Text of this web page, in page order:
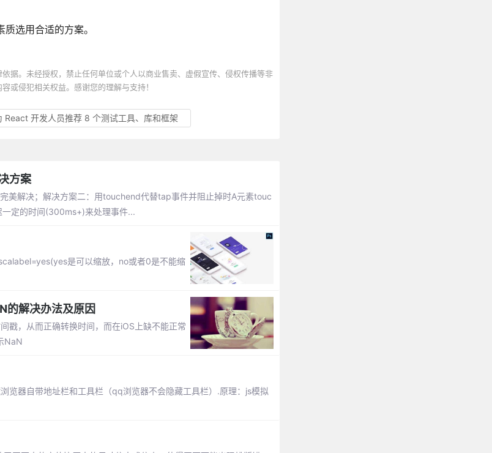
选用合适的方案。
据。未经授权，禁止任何单位或个人以商业售卖、虚假宣传、侵权传播等非
或侵犯相关权益。感谢您的理解与支持！
React 开发人员推荐 8 个测试工具、库和框架
方案
美解决；解决方案二：用touchend代替tap事件并阻止掉时A元素touc
定的时间(300ms+)来处理事件...
是可以缩放，no或者0是不能缩
解决办法及原因
戳，从而正确转换时间，而在iOS上缺不能正常
NaN
览器自带地址栏和工具栏（qq浏览器不会隐藏工具栏）.原理：js模拟